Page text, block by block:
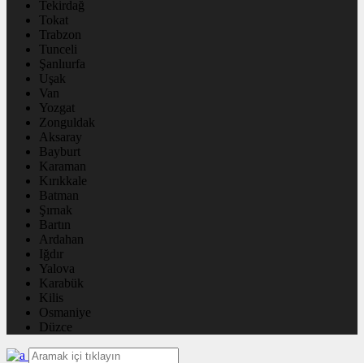
Tekirdağ
Tokat
Trabzon
Tunceli
Şanlıurfa
Uşak
Van
Yozgat
Zonguldak
Aksaray
Bayburt
Karaman
Kırıkkale
Batman
Şırnak
Bartın
Ardahan
Iğdır
Yalova
Karabük
Kilis
Osmaniye
Düzce